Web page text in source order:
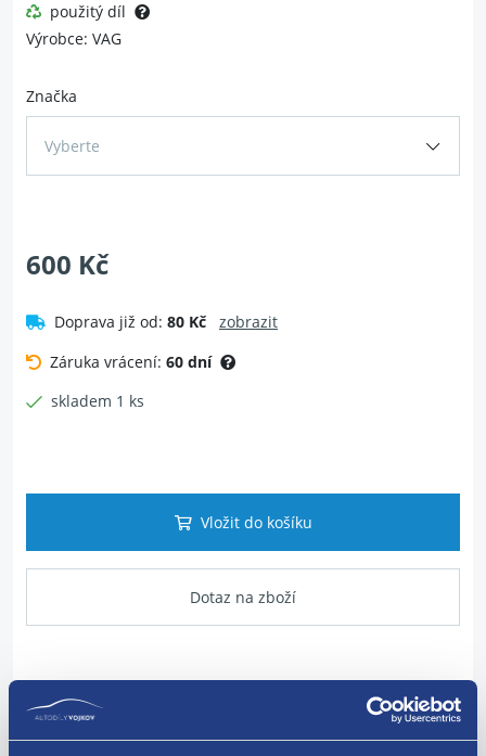
použitý díl
Výrobce: VAG
Značka
Vyberte
600 Kč
Doprava již od: 80 Kč
zobrazit
Záruka vrácení: 60 dní
skladem 1 ks
Vložit do košíku
Dotaz na zboží